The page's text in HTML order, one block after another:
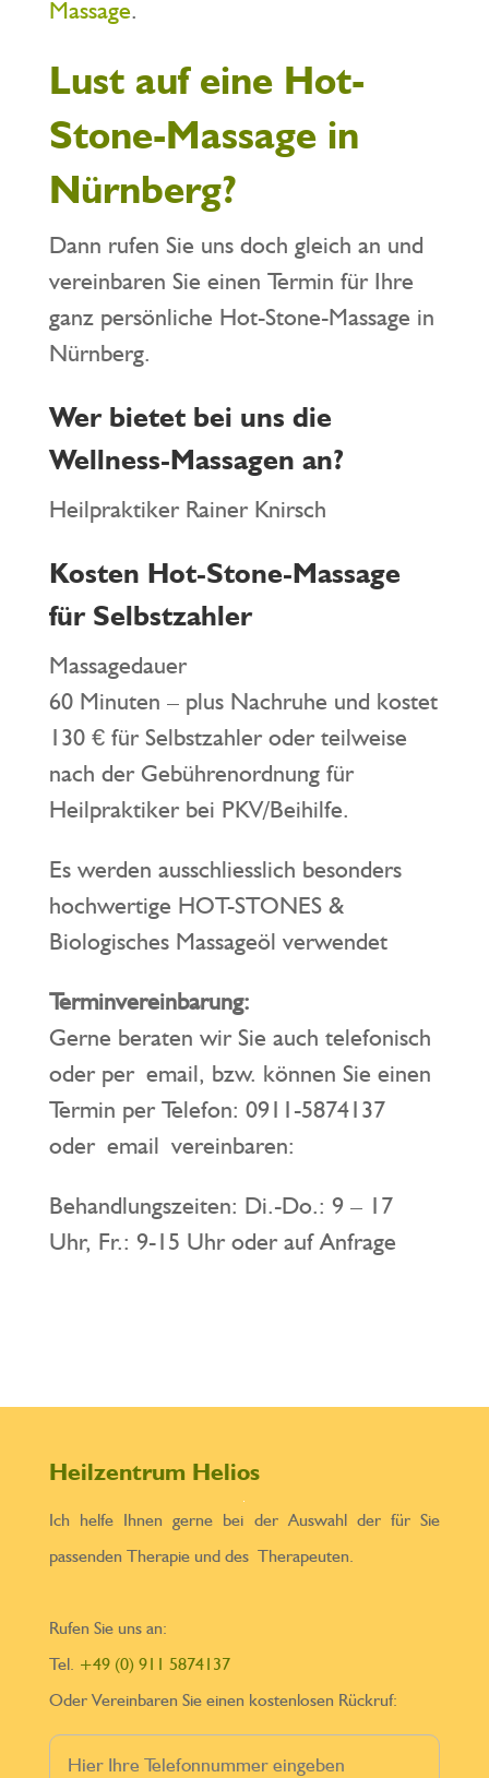
Massage.
Lust auf eine Hot-
Stone-Massage in
Nürnberg?
Dann rufen Sie uns doch gleich an und
vereinbaren Sie einen Termin für Ihre
ganz persönliche Hot-Stone-Massage in
Nürnberg.
Wer bietet bei uns die
Wellness-Massagen an?
Heilpraktiker Rainer Knirsch
Kosten Hot-Stone-Massage
für Selbstzahler
Massagedauer
60 Minuten – plus Nachruhe und kostet
130 € für Selbstzahler oder teilweise
nach der Gebührenordnung für
Heilpraktiker bei PKV/Beihilfe.
Es werden ausschliesslich besonders
hochwertige HOT-STONES &
Biologisches Massageöl verwendet
Terminvereinbarung:
Gerne beraten wir Sie auch telefonisch
oder per email, bzw. können Sie einen
Termin per Telefon: 0911-5874137
oder email vereinbaren:
Behandlungszeiten: Di.-Do.: 9 – 17
Uhr, Fr.: 9-15 Uhr oder auf Anfrage
Heilzentrum Helios
Ich helfe Ihnen gerne bei der Auswahl der für Sie
passenden Therapie und des Therapeuten.
Rufen Sie uns an:
Tel. +49 (0) 911 5874137
Oder Vereinbaren Sie einen kostenlosen Rückruf: